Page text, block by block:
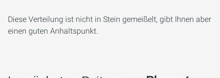
Diese Verteilung ist nicht in Stein gemeißelt, gibt Ihnen aber
einen guten Anhaltspunkt.